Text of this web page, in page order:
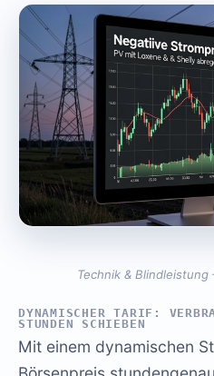
Technik &
DYNAMISCHER TARIF:
STUNDEN SCHIEBEN
Mit einem dynamischen